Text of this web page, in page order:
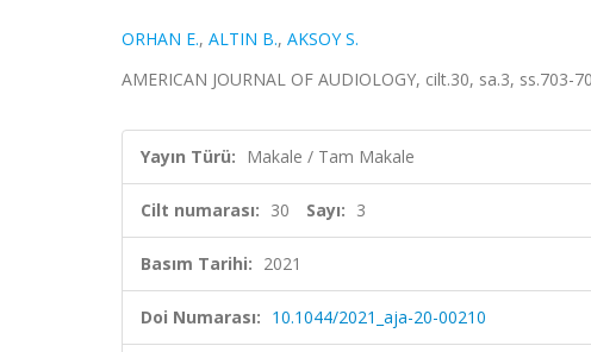
ORHAN E., ALTIN B., AKSOY S.
AMERICAN JOURNAL OF AUDIOLOGY, cilt.30, sa.3, ss.703-
Yayın Türü: Makale / Tam Makale
Cilt numarası: 30 Sayı: 3
Basım Tarihi: 2021
Doi Numarası: 10.1044/2021_aja-20-00210